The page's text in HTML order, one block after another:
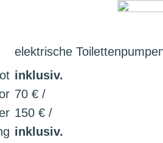
elektrische
inklusiv.
70 € /
150 € /
inklusiv.